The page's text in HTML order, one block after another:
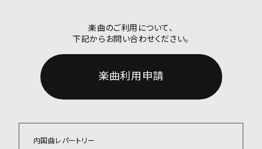
楽曲のご利用について、
下記からお問い合わせください。
楽曲利用申請
内国曲レパートリー